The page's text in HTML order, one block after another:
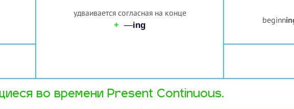
удваивается согласная на конце
+ —ing
beginn
во времени Present Continuous.